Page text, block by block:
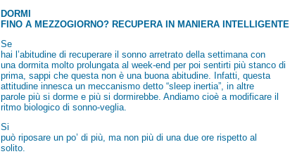
DORMI
FINO A MEZZOGIORNO? RECUPERA IN MANIERA INTELLIGENTE
Se
hai l’abitudine di recuperare il sonno arretrato della settimana con
una dormita molto prolungata al week-end per poi sentirti più stanco di
prima, sappi che questa non è una buona abitudine. Infatti, questa
attitudine innesca un meccanismo detto “sleep inertia”, in altre
parole più si dorme e più si dormirebbe. Andiamo cioè a modificare il
ritmo biologico di sonno-veglia.
Si
può riposare un po’ di più, ma non più di una due ore rispetto al
solito.